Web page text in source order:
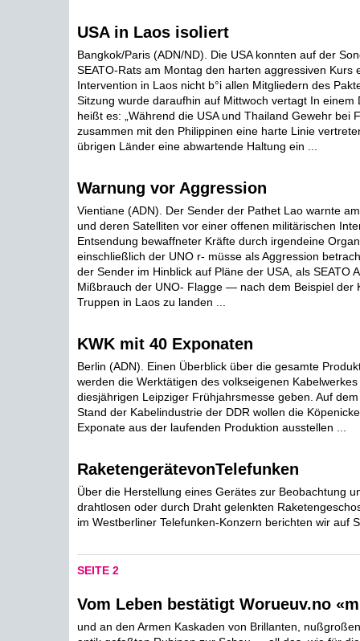
USA in Laos isoliert
Bangkok/Paris (ADN/ND). Die USA konnten auf der
SEATO-Rats am Montag den harten aggressiven Kurs
Intervention in Laos nicht b°i allen Mitgliedern des
Sitzung wurde daraufhin auf Mittwoch vertagt In einem
heißt es: „Während die USA und Thailand Gewehr bei
zusammen mit den Philippinen eine harte Linie
übrigen Länder eine abwartende Haltung ein ...
Warnung vor Aggression
Vientiane (ADN). Der Sender der Pathet Lao warnte
und deren Satelliten vor einer offenen militärischen
Entsendung bewaffneter Kräfte durch irgendeine
einschließlich der UNO r- müsse als Aggression
der Sender im Hinblick auf Pläne der USA, als SEATO
Mißbrauch der UNO- Flagge — nach dem Beispiel der
Truppen in Laos zu landen ...
KWK mit 40 Exponaten
Berlin (ADN). Einen Überblick über die gesamte
werden die Werktätigen des volkseigenen
diesjährigen Leipziger Frühjahrsmesse geben. Auf
Stand der Kabelindustrie der DDR wollen die
Exponate aus der laufenden Produktion ausstellen ...
RaketengerätevonTelefunken
Über die Herstellung eines Gerätes zur Beobachtung
drahtlosen oder durch Draht gelenkten
im Westberliner Telefunken-Konzern berichten wir auf
SEITE 2
Vom Leben bestätigt Worueuv.no
und an den Armen Kaskaden von Brillanten,